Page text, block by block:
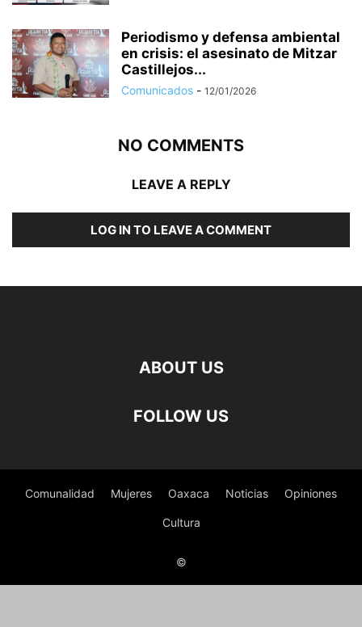
Periodismo y defensa ambiental
en crisis: el asesinato de Mitzar
Castillejos...
Comunicados - 12/01/2026
NO COMMENTS
LEAVE A REPLY
LOG IN TO LEAVE A COMMENT
ABOUT US
FOLLOW US
Comunalidad Mujeres Oaxaca Noticias Opiniones
Cultura
©